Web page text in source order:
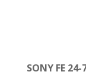
SONY FE